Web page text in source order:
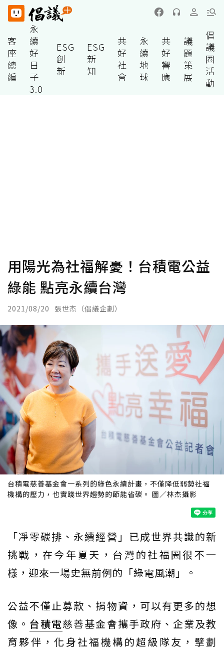
客
座
總
編
永
續
好
日
子
3.0
ESG
創
新
ESG
新
知
共
好
社
會
永
續
地
球
共
好
響
應
議
題
策
展
倡
議
圈
活
動
用陽光為社福解憂！台積電公益
綠能 點亮永續台灣
2021/08/20 張世杰（倡議企劃）
台積電慈善基金會一系列的綠色永續計畫，不僅降低弱勢社福
機構的壓力，也實踐世界趨勢的節能省碳。 圖／林杰攝影
「凈零碳排、永續經營」已成世界共識的新
挑戰，在今年夏天，台灣的社福圈很不一
樣，迎來一場史無前例的「綠電風潮」。
公益不僅止募款、捐物資，可以有更多的想
像。 台積電慈善基金會攜手政府、企業及教
育夥伴，化身社福機構的超級隊友，擘劃